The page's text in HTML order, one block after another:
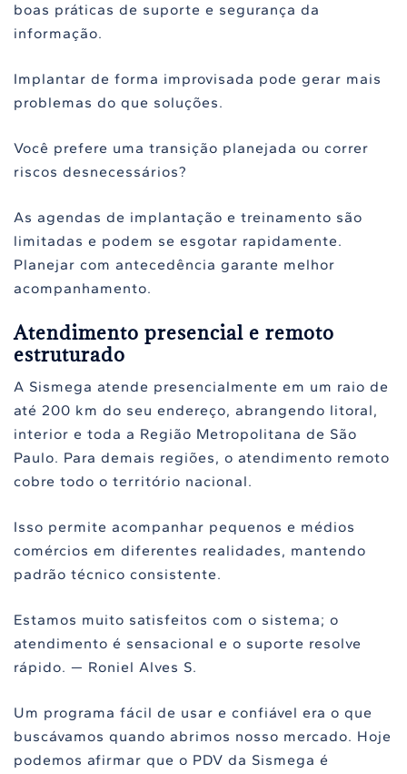
boas práticas de suporte e segurança da
informação.
Implantar de forma improvisada pode gerar mais
problemas do que soluções.
Você prefere uma transição planejada ou correr
riscos desnecessários?
As agendas de implantação e treinamento são
limitadas e podem se esgotar rapidamente.
Planejar com antecedência garante melhor
acompanhamento.
Atendimento presencial e remoto
estruturado
A Sismega atende presencialmente em um raio de
até 200 km do seu endereço, abrangendo litoral,
interior e toda a Região Metropolitana de São
Paulo. Para demais regiões, o atendimento remoto
cobre todo o território nacional.
Isso permite acompanhar pequenos e médios
comércios em diferentes realidades, mantendo
padrão técnico consistente.
Estamos muito satisfeitos com o sistema; o
atendimento é sensacional e o suporte resolve
rápido. — Roniel Alves S.
Um programa fácil de usar e confiável era o que
buscávamos quando abrimos nosso mercado. Hoje
podemos afirmar que o PDV da Sismega é